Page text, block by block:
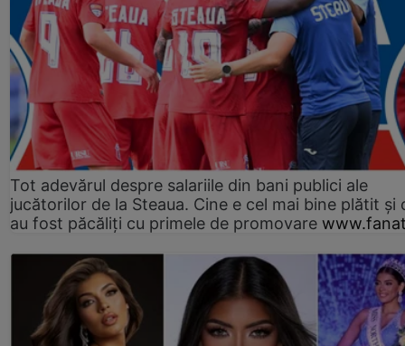
Tot adevărul despre salariile din bani publici ale
jucătorilor de la Steaua. Cine e cel mai bine plătit și
au fost păcăliți cu primele de promovare